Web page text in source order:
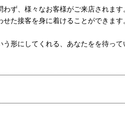
ず、様々なお客様がご来店されます
た接客を身に着けることができます
形にしてくれる、あなたをを待って